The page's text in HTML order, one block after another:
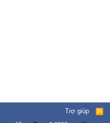
Trợ giúp
R